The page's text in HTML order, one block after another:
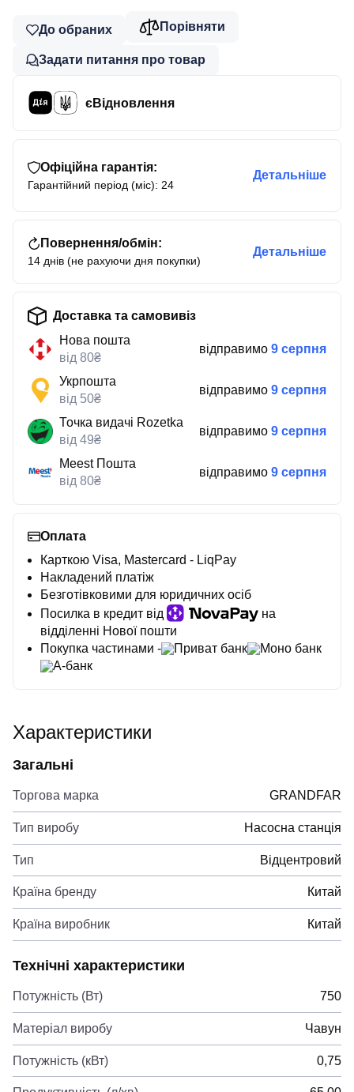
До обраних Порівняти
Задати питання про товар
єВідновлення
Офіційна гарантія:
Гарантійний період (міс): 24
Детальніше
Повернення/обмін:
14 днів (не рахуючи дня покупки)
Детальніше
Доставка та самовивіз
Нова пошта
від 80₴
відправимо 9 серпня
Укрпошта
від 50₴
відправимо 9 серпня
Точка видачі Rozetka
від 49₴
відправимо 9 серпня
Meest Пошта
від 80₴
відправимо 9 серпня
Оплата
Карткою Visa, Mastercard - LiqPay
Накладений платіж
Безготівковими для юридичних осіб
Посилка в кредит від
на
відділенні Нової пошти
Покупка частинами -
Приват банк
Моно банк
А-банк
Характеристики
Загальні
Торгова марка GRANDFAR
Тип виробу Насосна станція
Тип Відцентровий
Країна бренду Китай
Країна виробник Китай
Технічні характеристики
Потужність (Вт) 750
Матеріал виробу Чавун
Потужність (кВт) 0,75